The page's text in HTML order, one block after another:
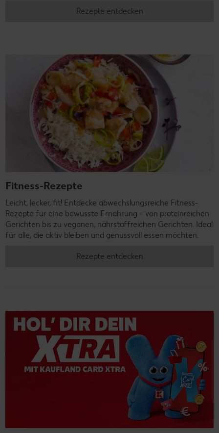
Rezepte entdecken
Fitness-Rezepte
Leicht, lecker, fit! Entdecke abwechslungsreiche Fitness-
Rezepte für eine bewusste Ernährung – von proteinreichen
Gerichten bis zu veganen, nährstoffreichen Gerichten. Ideal
für alle, die aktiv bleiben und genussvoll essen möchten.
Rezepte entdecken